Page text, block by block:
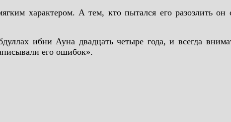
характером. А тем, кто пытался его разозлить
ибни Ауна двадцать четыре года, и всегда
его ошибок».